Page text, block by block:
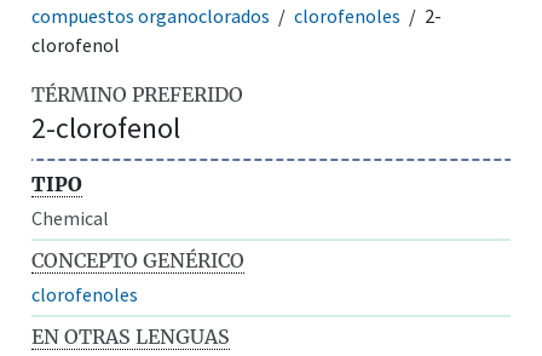
compuestos organoclorados
clorofenoles
2-
clorofenol
TÉRMINO PREFERIDO
2-clorofenol
TIPO
Chemical
CONCEPTO GENÉRICO
clorofenoles
EN OTRAS LENGUAS